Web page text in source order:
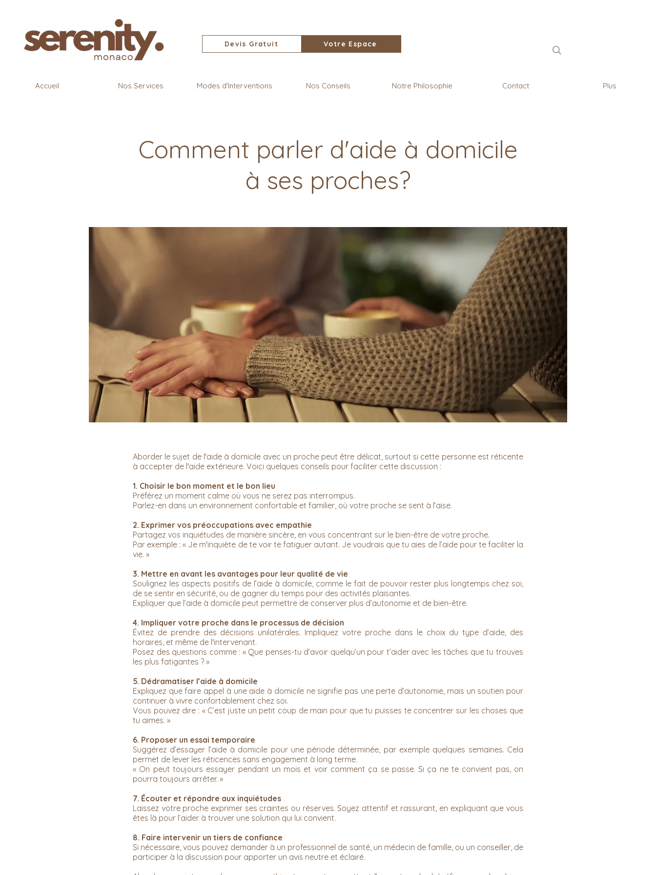
Devis Gratuit Votre Espace
Accueil Nos Services Modes d'Interventions Nos Conseils Notre Philosophie Contact Plus
Comment parler d'aide à domicile
à ses proches?
Aborder le sujet de l'aide à domicile avec un proche peut être délicat, surtout si cette personne est réticente
à accepter de l'aide extérieure. Voici quelques conseils pour faciliter cette discussion :
1. Choisir le bon moment et le bon lieu
Préférez un moment calme où vous ne serez pas interrompus.
Parlez-en dans un environnement confortable et familier, où votre proche se sent à l’aise.
2. Exprimer vos préoccupations avec empathie
Partagez vos inquiétudes de manière sincère, en vous concentrant sur le bien-être de votre proche.
Par exemple : « Je m'inquiète de te voir te fatiguer autant. Je voudrais que tu aies de l’aide pour te faciliter la
vie. »
3. Mettre en avant les avantages pour leur qualité de vie
Soulignez les aspects positifs de l’aide à domicile, comme le fait de pouvoir rester plus longtemps chez soi,
de se sentir en sécurité, ou de gagner du temps pour des activités plaisantes.
Expliquer que l’aide à domicile peut permettre de conserver plus d’autonomie et de bien-être.
4. Impliquer votre proche dans le processus de décision
Évitez de prendre des décisions unilatérales. Impliquez votre proche dans le choix du type d’aide, des
horaires, et même de l'intervenant.
Posez des questions comme : « Que penses-tu d’avoir quelqu’un pour t’aider avec les tâches que tu trouves
les plus fatigantes ? »
5. Dédramatiser l’aide à domicile
Expliquez que faire appel à une aide à domicile ne signifie pas une perte d’autonomie, mais un soutien pour
continuer à vivre confortablement chez soi.
Vous pouvez dire : « C’est juste un petit coup de main pour que tu puisses te concentrer sur les choses que
tu aimes. »
6. Proposer un essai temporaire
Suggérez d’essayer l’aide à domicile pour une période déterminée, par exemple quelques semaines. Cela
permet de lever les réticences sans engagement à long terme.
« On peut toujours essayer pendant un mois et voir comment ça se passe. Si ça ne te convient pas, on
pourra toujours arrêter. »
7. Écouter et répondre aux inquiétudes
Laissez votre proche exprimer ses craintes ou réserves. Soyez attentif et rassurant, en expliquant que vous
êtes là pour l’aider à trouver une solution qui lui convient.
8. Faire intervenir un tiers de confiance
Si nécessaire, vous pouvez demander à un professionnel de santé, un médecin de famille, ou un conseiller, de
participer à la discussion pour apporter un avis neutre et éclairé.